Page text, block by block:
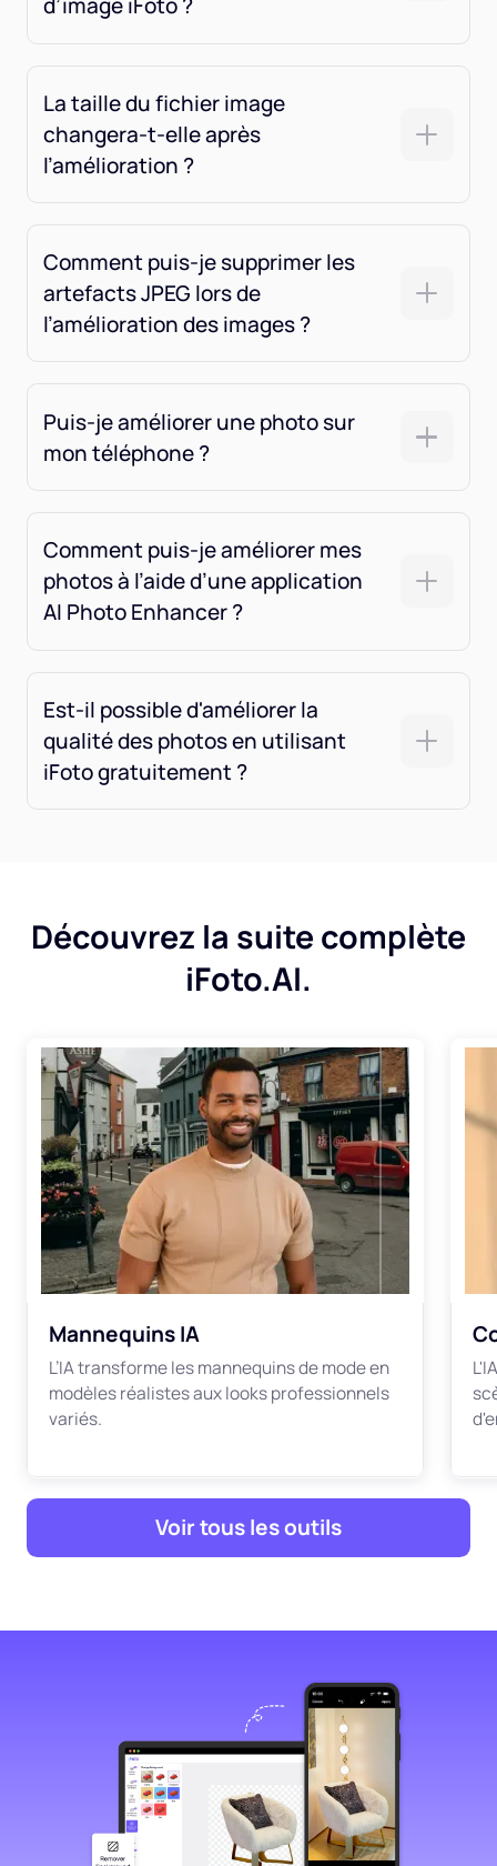
d’image iFoto ?
La taille du fichier image
changera-t-elle après
l’amélioration ?
Comment puis-je supprimer les
artefacts JPEG lors de
l’amélioration des images ?
Puis-je améliorer une photo sur
mon téléphone ?
Comment puis-je améliorer mes
photos à l’aide d’une application
AI Photo Enhancer ?
Est-il possible d'améliorer la
qualité des photos en utilisant
iFoto gratuitement ?
Découvrez la suite complète
iFoto.AI.
Mannequins IA
L’IA transforme les mannequins de mode en
modèles réalistes aux looks professionnels
variés.
Voir tous les outils